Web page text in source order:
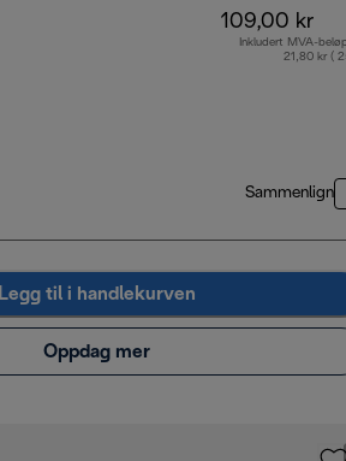
109,00 kr
Inkludert MVA-
21,80 kr (
Sammenlign
Legg til i handlekurven
Oppdag mer